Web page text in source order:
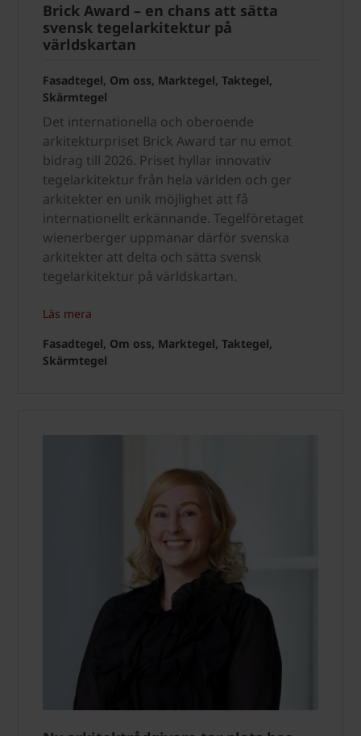
Brick Award – en chans att sätta
svensk tegelarkitektur på
världskartan
Fasadtegel, Om oss, Marktegel, Taktegel,
Skärmtegel
Det internationella och oberoende
arkitekturpriset Brick Award tar nu emot
bidrag till 2026. Priset hyllar innovativ
tegelarkitektur från hela världen och ger
arkitekter en unik möjlighet att få
internationellt erkännande. Tegelföretaget
wienerberger uppmanar därför svenska
arkitekter att delta och sätta svensk
tegelarkitektur på världskartan.
Läs mera
Fasadtegel, Om oss, Marktegel, Taktegel,
Skärmtegel